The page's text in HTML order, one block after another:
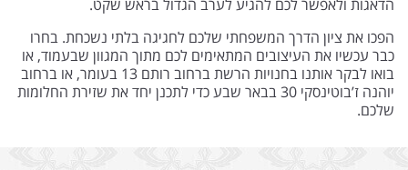
הדאגות ולאפשר לכם להגיע לערב הגדול בראש שקט.
הפכו את ציון הדרך המשפחתי שלכם לחגיגה בלתי נשכחת. בחרו
כבר עכשיו את העיצובים המתאימים לכם מתוך המגוון שבעמוד, או
בואו לבקר אותנו בחנויות הרשת ברחוב רותם 13 בעומר, או ברחוב
יוהנה ז’בוטינסקי 30 בבאר שבע כדי לתכנן יחד את שזירת החלומות
שלכם.